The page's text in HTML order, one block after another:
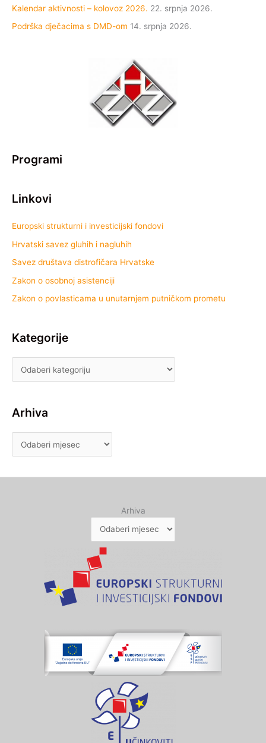
Kalendar aktivnosti – kolovoz 2026. 22. srpnja 2026.
Podrška dječacima s DMD-om 14. srpnja 2026.
Programi
Linkovi
Europski strukturni i investicijski fondovi
Hrvatski savez gluhih i nagluhih
Savez društava distrofičara Hrvatske
Zakon o osobnoj asistenciji
Zakon o povlasticama u unutarnjem putničkom prometu
Kategorije
Arhiva
Arhiva